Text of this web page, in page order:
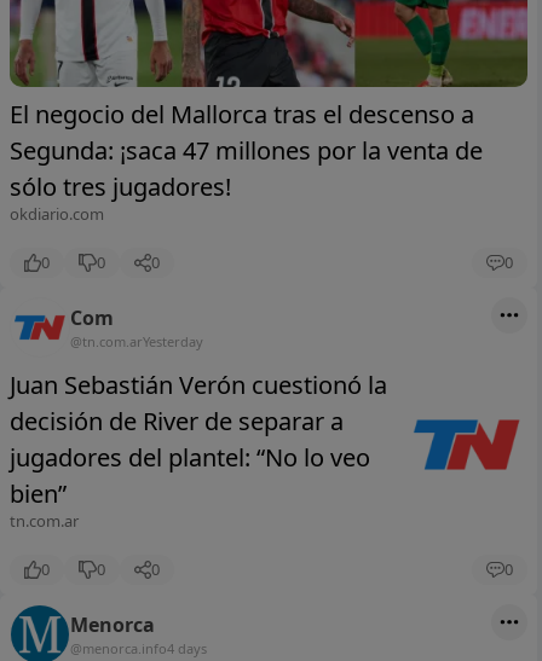
El negocio del Mallorca tras el descenso a
Segunda: ¡saca 47 millones por la venta de
sólo tres jugadores!
okdiario.com
0 0 0 0
Com
@tn.com.arYesterday
Juan Sebastián Verón cuestionó la
decisión de River de separar a
jugadores del plantel: “No lo veo
bien”
tn.com.ar
0 0 0 0
Menorca
@menorca.info4 days